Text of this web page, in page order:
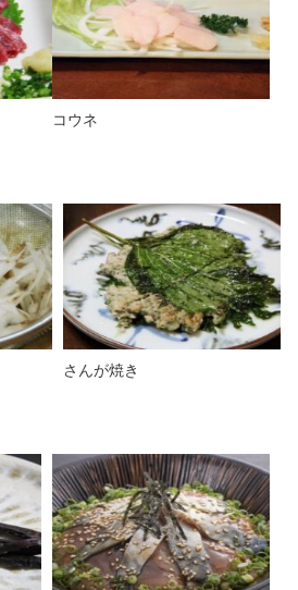
コウネ
さんが焼き